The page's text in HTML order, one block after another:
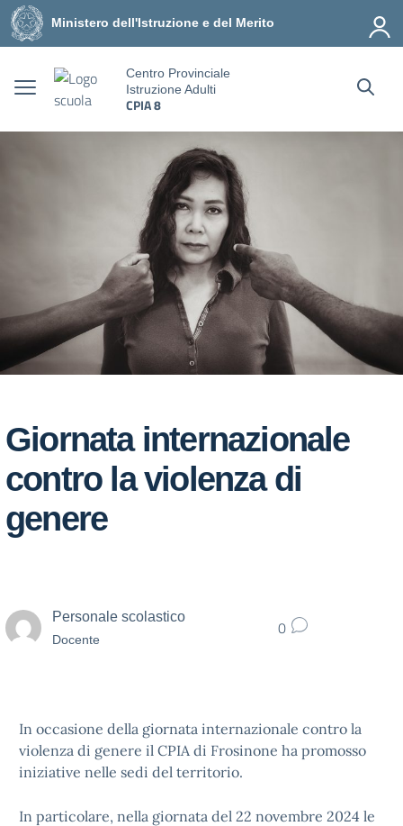
Vai ai contenuti
Vai al menu di navigazione
Vai al footer
Ministero dell'Istruzione e del Merito
Centro Provinciale
Istruzione Adulti
CPIA 8
Giornata internazionale
contro la violenza di
genere
Personale scolastico
Docente
0
In occasione della giornata internazionale contro la
violenza di genere il CPIA di Frosinone ha promosso
iniziative nelle sedi del territorio.
In particolare, nella giornata del 22 novembre 2024 le